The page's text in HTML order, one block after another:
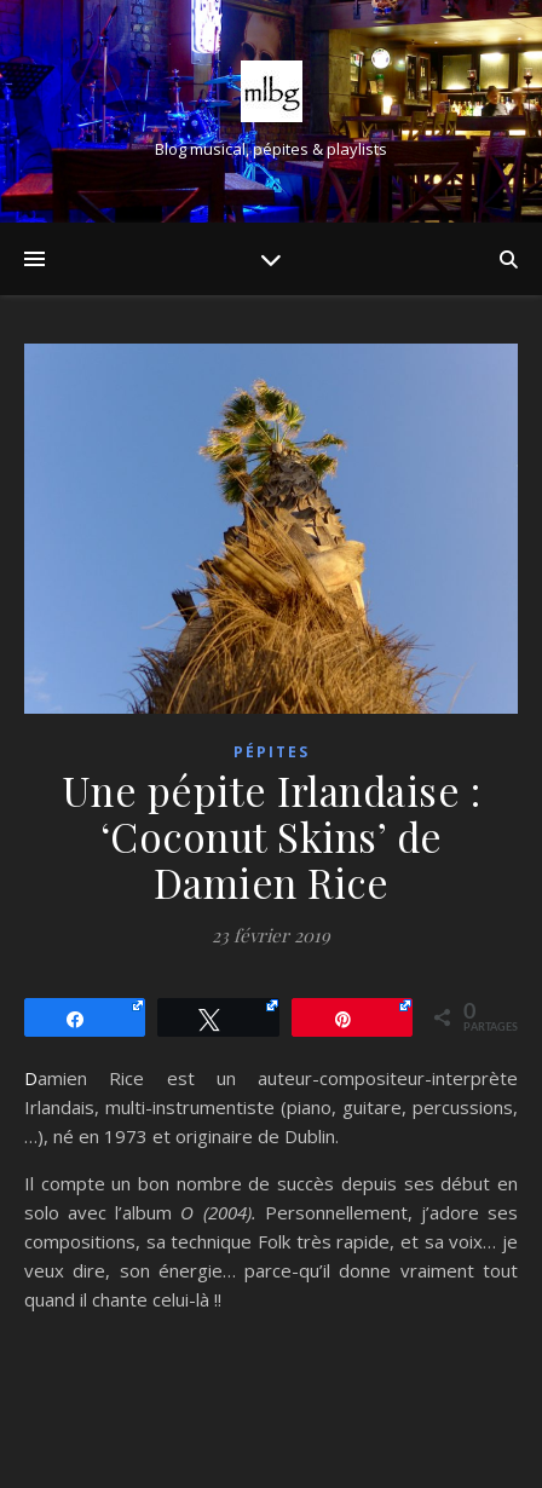
Blog musical, pépites & playlists
PÉPITES
Une pépite Irlandaise :
‘Coconut Skins’ de
Damien Rice
23 février 2019
0
PARTAGES
Damien Rice est un auteur-compositeur-interprète
Irlandais, multi-instrumentiste (piano, guitare, percussions,
…), né en 1973 et originaire de Dublin.
Il compte un bon nombre de succès depuis ses début en
solo avec l’album O (2004). Personnellement, j’adore ses
compositions, sa technique Folk très rapide, et sa voix… je
veux dire, son énergie… parce-qu’il donne vraiment tout
quand il chante celui-là !!